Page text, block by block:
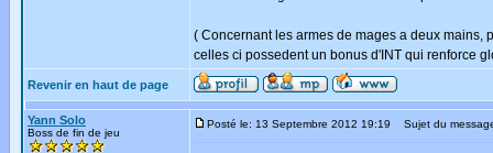
( Concernant les armes de mages a deux mains,
celles ci possedent un bonus d'INT qui renforce
Revenir en haut de page
Yann Solo
Boss de fin de jeu
Posté le: 13 Septembre 2012 19:19 Sujet du